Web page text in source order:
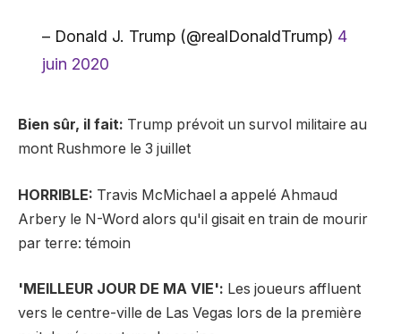
– Donald J. Trump (@realDonaldTrump) 4
juin 2020
Bien sûr, il fait: Trump prévoit un survol militaire au
mont Rushmore le 3 juillet
HORRIBLE: Travis McMichael a appelé Ahmaud
Arbery le N-Word alors qu'il gisait en train de mourir
par terre: témoin
'MEILLEUR JOUR DE MA VIE': Les joueurs affluent
vers le centre-ville de Las Vegas lors de la première